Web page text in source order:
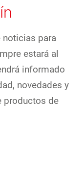
noticias para
estará al
informado
novedades y
productos de